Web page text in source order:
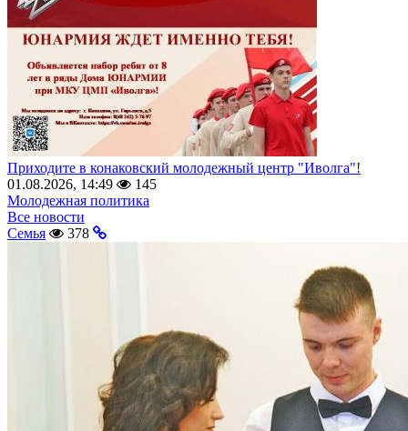
Приходите в конаковский молодежный центр "Иволга"!
01.08.2026, 14:49
145
Молодежная политика
Все новости
Семья
378